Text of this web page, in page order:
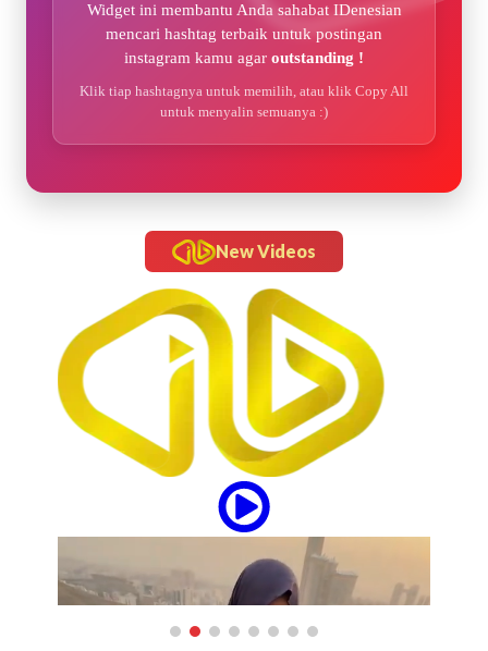
Widget ini membantu Anda sahabat IDenesian
mencari hashtag terbaik untuk postingan
instagram kamu agar outstanding !
Klik tiap hashtagnya untuk memilih, atau klik Copy All
untuk menyalin semuanya :)
New Videos